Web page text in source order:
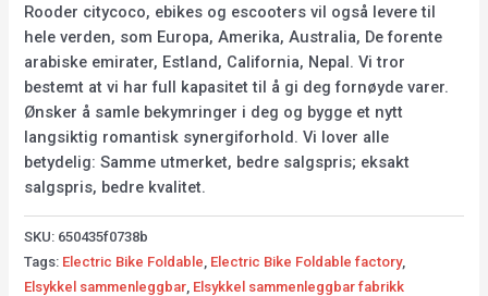
Rooder citycoco, ebikes og escooters vil også levere til
hele verden, som Europa, Amerika, Australia, De forente
arabiske emirater, Estland, California, Nepal. Vi tror
bestemt at vi har full kapasitet til å gi deg fornøyde varer.
Ønsker å samle bekymringer i deg og bygge et nytt
langsiktig romantisk synergiforhold. Vi lover alle
betydelig: Samme utmerket, bedre salgspris; eksakt
salgspris, bedre kvalitet.
SKU: 650435f0738b
Tags: Electric Bike Foldable Electric Bike Foldable factory,
Elsykkel sammenleggbar Elsykkel sammenleggbar fabrikk